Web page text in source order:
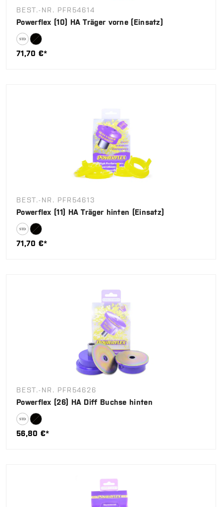
BEST.-NR. PFR54614
Powerflex (10) HA Träger vorne (Einsatz)
71,70 €*
BEST.-NR. PFR54613
Powerflex (11) HA Träger hinten (Einsatz)
71,70 €*
BEST.-NR. PFR54626
Powerflex (26) HA Diff Buchse hinten
56,80 €*